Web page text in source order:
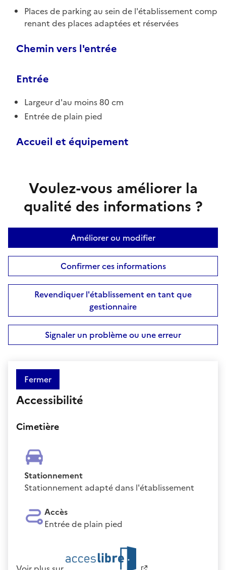
Places de parking au sein de l'établissement comp
renant des places adaptées et réservées
Chemin vers l'entrée
Entrée
Largeur d'au moins 80 cm
Entrée de plain pied
Accueil et équipement
Voulez-vous améliorer la
qualité des informations ?
Améliorer ou modifier
Confirmer ces informations
Revendiquer l'établissement en tant que
gestionnaire
Signaler un problème ou une erreur
Fermer
Accessibilité
Cimetière
Stationnement
Stationnement adapté dans l'établissement
Accès
Entrée de plain pied